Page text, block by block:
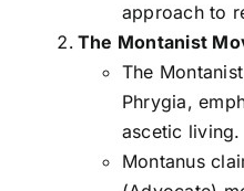
approach to
The Montanist
The
Phrygia,
ascetic living.
Montanus